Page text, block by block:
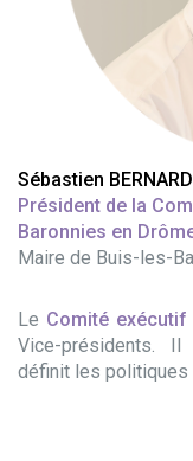
Sébastien BERNARD
Président de la
Baronnies en
Maire de Buis-les-
Le Comité exécutif
Vice-présidents. Il
définit les politiques